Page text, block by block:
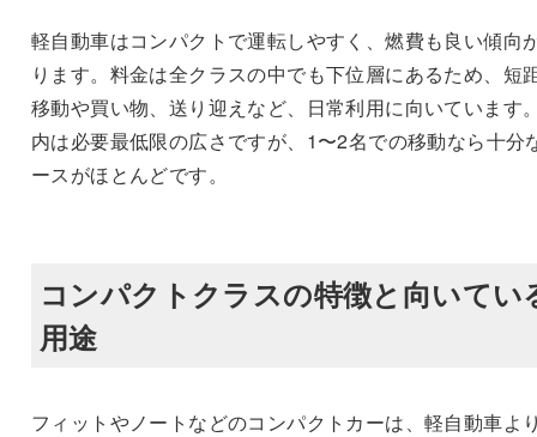
軽自動車はコンパクトで運転しやすく、燃費も良い傾向
ります。料金は全クラスの中でも下位層にあるため、短
移動や買い物、送り迎えなど、日常利用に向いています
内は必要最低限の広さですが、1〜2名での移動なら十分
ースがほとんどです。
コンパクトクラスの特徴と向いてい
用途
フィットやノートなどのコンパクトカーは、軽自動車よ